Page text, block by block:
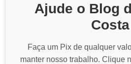
Ajude o Blog
Costa
Faça um Pix de qualquer
manter nosso trabalho. Clique